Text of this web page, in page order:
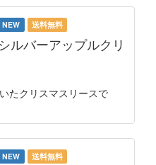
NEW 送料無料
シルバーアップルクリ
たクリスマスリースで
NEW 送料無料